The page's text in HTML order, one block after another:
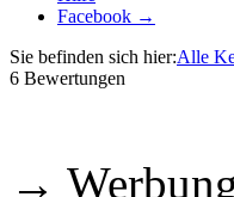
Facebook →
Sie befinden sich hier:Alle
6 Bewertungen
→